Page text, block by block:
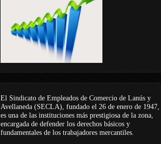
El Sindicato de Empleados de Comercio de Lanús y
Avellaneda (SECLA), fundado el 26 de enero de 1947,
es una de las instituciones más prestigiosa de la zona,
encargada de defender los derechos básicos y
fundamentales de los trabajadores mercantiles.